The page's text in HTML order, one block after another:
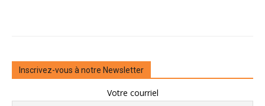
Inscrivez-vous à notre Newsletter
Votre courriel